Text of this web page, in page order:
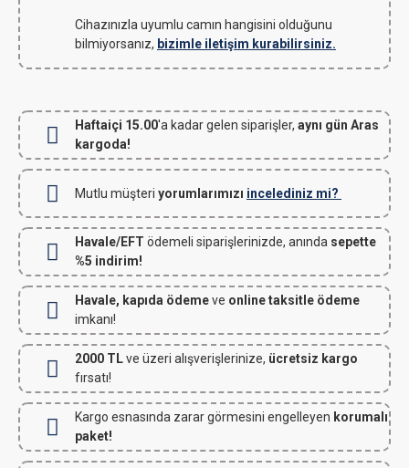
Cihazınızla uyumlu camın hangisini olduğunu
bilmiyorsanız, bizimle iletişim kurabilirsiniz.
Haftaiçi 15.00'a kadar gelen siparişler, aynı gün Aras
kargoda!
Mutlu müşteri yorumlarımızı incelediniz mi?
Havale/EFT ödemeli siparişlerinizde, anında sepette
%5 indirim!
Havale, kapıda ödemeve online taksitle ödeme
imkanı!
2000 TLve üzeri alışverişlerinize, ücretsiz kargo
fırsatı!
Kargo esnasında zarar görmesini engelleyen korumalı
paket!